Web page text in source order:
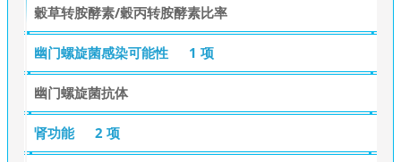
穀草转胺酵素/穀丙转胺酵素比率
幽门螺旋菌感染可能性 1 项
幽门螺旋菌抗体
肾功能 2 项